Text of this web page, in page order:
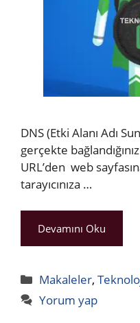
DNS (Etki Alanı Adı
gerçekte
URL’den web
tarayıcınıza …
Devamını Oku
Kategoriler
Makaleler,
Yorum yap